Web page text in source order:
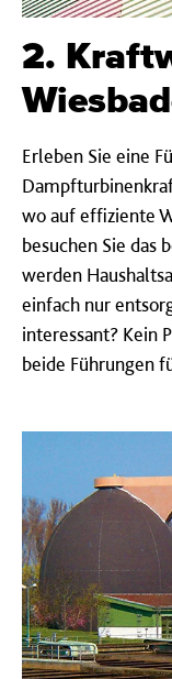
2.
Erleben Sie eine
wo auf effiziente
besuchen Sie das
werden
einfach nur
interessant? Kein
beide Führungen